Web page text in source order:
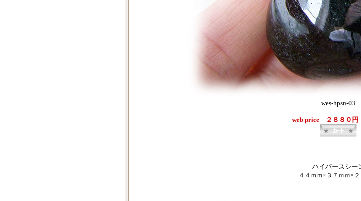
wes-hpsn-03
web price ２８８０円
ハイパースシー
４４ｍｍ×３７ ｍｍ×